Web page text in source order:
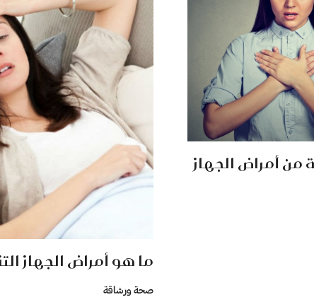
من أمراض الجهاز
ما هو أمراض الجهاز
صحة ورشاقة